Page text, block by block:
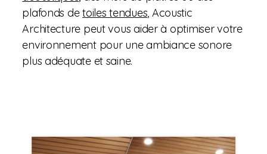
plafonds detoiles tendues, Acoustic
Architecture peut vous aider à optimiser votre
environnement pour une ambiance sonore
plus adéquate et saine.